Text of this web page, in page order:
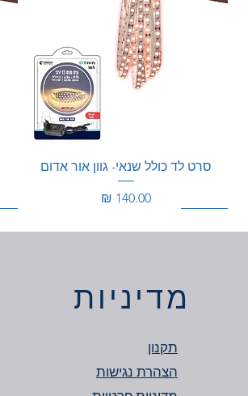
סרט לד כולל שנאי- גוון אור אדום
מחיר‏140.00 ‏₪
מדיניות
תקנון
הצהרת נגישות